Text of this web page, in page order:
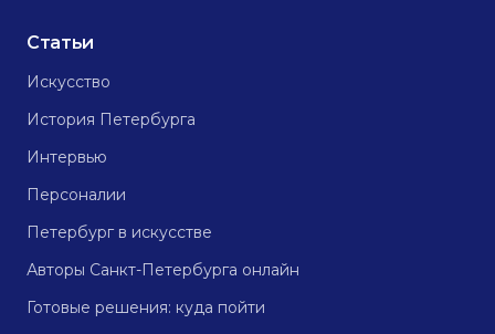
Статьи
Искусство
История Петербурга
Интервью
Персоналии
Петербург в искусстве
Авторы Санкт-Петербурга онлайн
Готовые решения: куда пойти